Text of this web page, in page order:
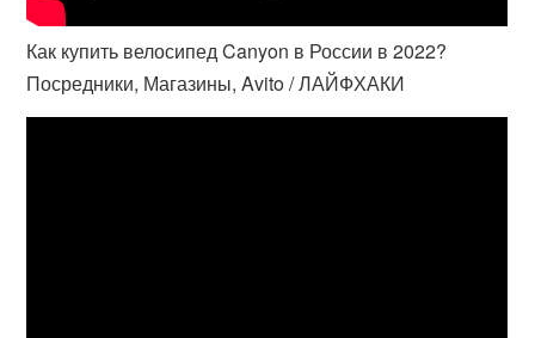
Как купить велосипед Canyon в России в 2022?
Посредники, Магазины, Avito / ЛАЙФХАКИ